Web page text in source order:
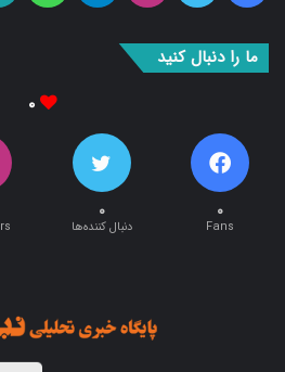
بوک
آپ
ما را دنبال کنید
۰
Fans
۰
دنبال کننده‌ها